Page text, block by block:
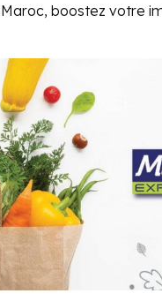
boostez votre